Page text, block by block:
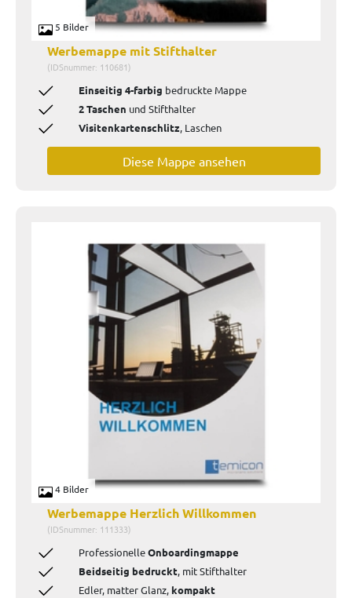
5 Bilder
Werbemappe mit Stifthalter
(IDSnummer: 110681)
Einseitig 4-farbig bedruckte Mappe
2 Taschen und Stifthalter
Visitenkartenschlitz, Laschen
Diese Mappe ansehen
4 Bilder
Werbemappe Herzlich Willkommen
(IDSnummer: 111333)
ProfessionelleOnboardingmappe
Beidseitig bedruckt, mit Stifthalter
Edler, matter Glanz, kompakt